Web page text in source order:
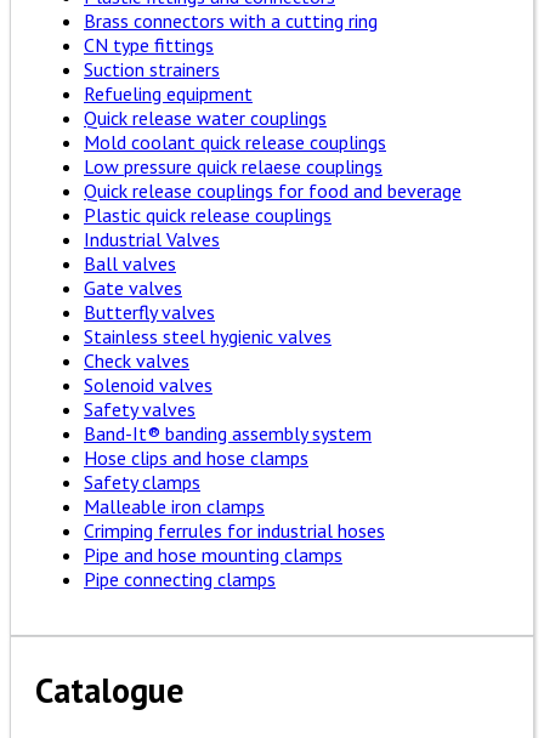
Brass connectors with a cutting ring
CN type fittings
Suction strainers
Refueling equipment
Quick release water couplings
Mold coolant quick release couplings
Low pressure quick relaese couplings
Quick release couplings for food and beverage
Plastic quick release couplings
Industrial Valves
Ball valves
Gate valves
Butterfly valves
Stainless steel hygienic valves
Check valves
Solenoid valves
Safety valves
Band-It® banding assembly system
Hose clips and hose clamps
Safety clamps
Malleable iron clamps
Crimping ferrules for industrial hoses
Pipe and hose mounting clamps
Pipe connecting clamps
Catalogue